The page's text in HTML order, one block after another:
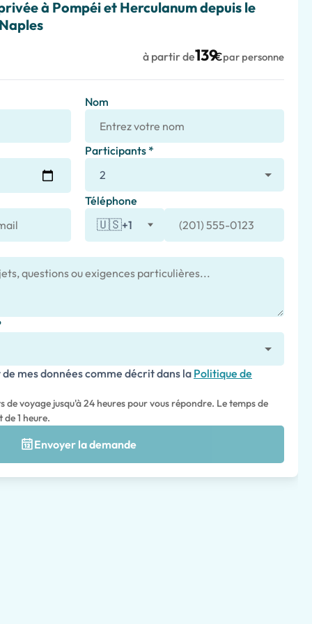
à Pompéi et Herculanum depuis le
à partir de139€par personne
Nom
Participants *
Téléphone
🇺🇸+1
mes données comme décrit dans la Politique de
de voyage jusqu'à 24 heures pour vous répondre. Le temps de
1 heure.
Envoyer la demande